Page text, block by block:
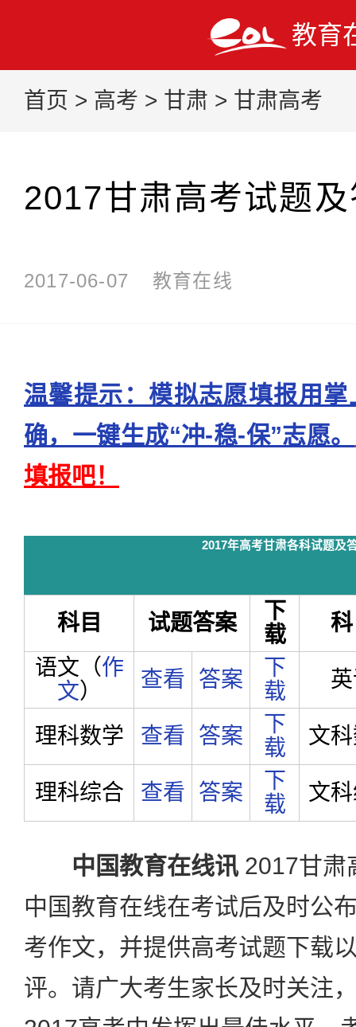
教育
首页 > 高考 > 甘肃 > 甘肃高考
2017甘肃高考试题
2017-06-07 教育在线
温馨提示：模拟志愿填报用
确，一键生成“冲-稳-保”志愿。
填报吧！
2017年高考甘肃各科试题及
科目 试题答案
下
载
语文（作
文） 查看 答案
下
载
理科数学 查看 答案
下
载
文
理科综合 查看 答案
下
载
文
中国教育在线讯2017甘肃
中国教育在线在考试后及时公
考作文，并提供高考试题下载
评。请广大考生家长及时关注